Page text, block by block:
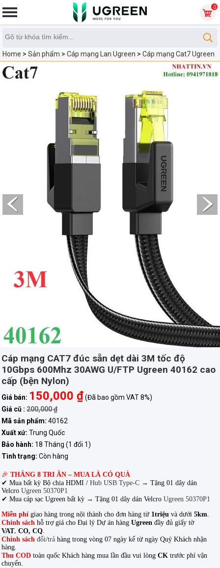
0
Home > Sản phẩm > Cáp mạng Lan Ugreen > Cáp mạng Cat7 Ugreen
Cáp mạng CAT7 đúc sẵn dẹt dài 3M tốc độ
10Gbps 600Mhz 30AWG U/FTP Ugreen 40162 cao
cấp (bện Nylon)
Giá bán: 150,000 ₫(Đã bao gồm VAT 8%)
Giá cũ : 200,000 ₫
Mã sản phẩm: 40162
Xuất xứ: Trung Quốc
Bảo hành: 18 Tháng (1 đổi 1)
Tình trạng: Còn hàng
🎉 THÁNG 8 TRI ÂN – MUA LÀ CÓ QUÀ
✔ Mua bất kỳ Bộ chia HDMI / Hub USB Type-C → Tặng 01 dây dán
Velcro Ugreen 50370P1
✔ Mua cáp sạc Ugreen bất kỳ → Tặng 01 dây dán Velcro Ugreen 50370P1
Miễn phí giao hàng trong nội thành cho đơn hàng từ 1triệu và dưới 5km
Chính sách hỗ trợ giá cho Đại lý Dự án hàng Ugreen đầy đủ giấy tờ
VAT, CO, CQ.
Chính sách đổi/trả hàng trong vòng 07 ngày kể từ ngày Quý Khách nhận
hàng.
Thu COD toàn quốc Khách hàng mua lần đầu vui lòng CK trước phí vận
chuyển.